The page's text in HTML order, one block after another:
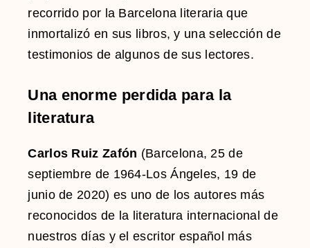
recorrido por la Barcelona literaria que
inmortalizó en sus libros, y una selección de
testimonios de algunos de sus lectores.
Una enorme perdida para la
literatura
Carlos Ruiz Zafón (Barcelona, 25 de
septiembre de 1964-Los Ángeles, 19 de
junio de 2020) es uno de los autores más
reconocidos de la literatura internacional de
nuestros días y el escritor español más